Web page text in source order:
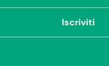
Iscriviti